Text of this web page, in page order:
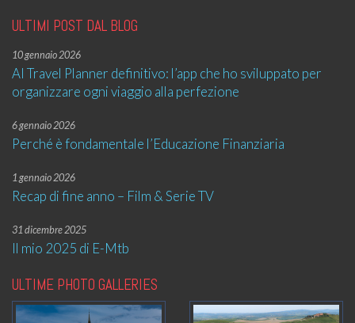
ULTIMI POST DAL BLOG
10 gennaio 2026
AI Travel Planner definitivo: l’app che ho sviluppato per
organizzare ogni viaggio alla perfezione
6 gennaio 2026
Perché è fondamentale l’Educazione Finanziaria
1 gennaio 2026
Recap di fine anno – Film & Serie TV
31 dicembre 2025
Il mio 2025 di E-Mtb
ULTIME PHOTO GALLERIES